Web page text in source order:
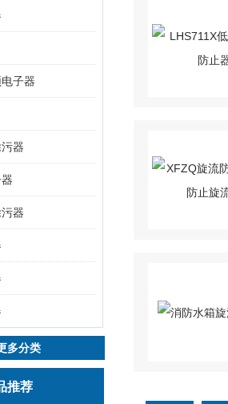
子器
器
器
多分类
推荐